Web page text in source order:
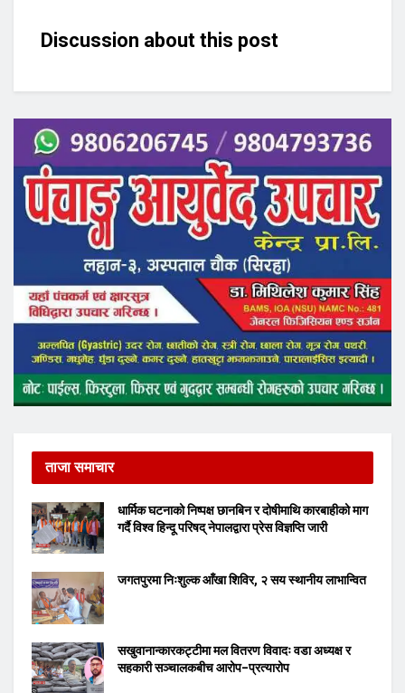
Discussion about this post
ताजा समाचार
धार्मिक घटनाको निष्पक्ष छानबिन र दोषीमाथि कारबाहीको माग
गर्दै विश्व हिन्दू परिषद् नेपालद्वारा प्रेस विज्ञप्ति जारी
जगतपुरमा निःशुल्क आँखा शिविर, २ सय स्थानीय लाभान्वित
सखुवानान्कारकट्टीमा मल वितरण विवादः वडा अध्यक्ष र
सहकारी सञ्चालकबीच आरोप–प्रत्यारोप